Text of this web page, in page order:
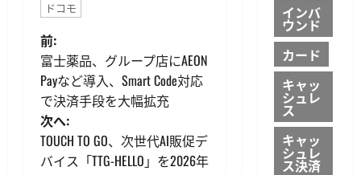
ドコモ
投
稿
ナ
ビ
前:
富士薬品、グループ店にAEON
Payなど導入、Smart Code対応
で決済手段を大幅拡充
次へ:
TOUCH TO GO、次世代AI販促デ
バイス「TTG-HELLO」を2026年
インバ
ウンド
カード
キャッ
シュレ
ス
キャッ
シュレ
ス決済